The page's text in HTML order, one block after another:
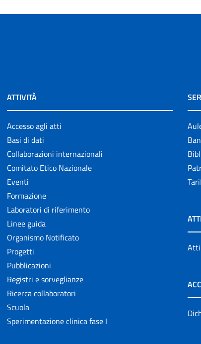
ATTIVITÀ
Accesso agli atti
Basi di dati
Collaborazioni internazionali
Comitato Etico Nazionale
Eventi
Formazione
Laboratori di riferimento
Linee guida
Organismo Notificato
Progetti
Pubblicazioni
Registri e sorveglianze
Ricerca collaboratori
Scuola
Sperimentazione clinica fase I
Atti